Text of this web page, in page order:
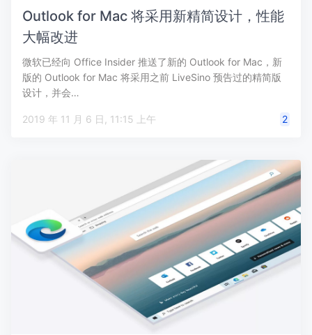
Outlook for Mac 将采用新精简设计，性能
大幅改进
微软已经向 Office Insider 推送了新的 Outlook for Mac，新
版的 Outlook for Mac 将采用之前 LiveSino 预告过的精简版
设计，并会…
2019 年 11 月 6 日, 11:15 上午 2